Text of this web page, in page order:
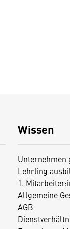
Wissen
Unternehmen
Lehrling
1.
Allgemeine
AGB